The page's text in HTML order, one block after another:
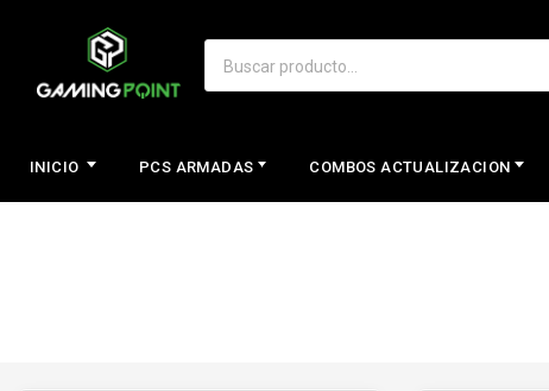
INICIO PCS ARMADAS COMBOS ACTUALIZACION